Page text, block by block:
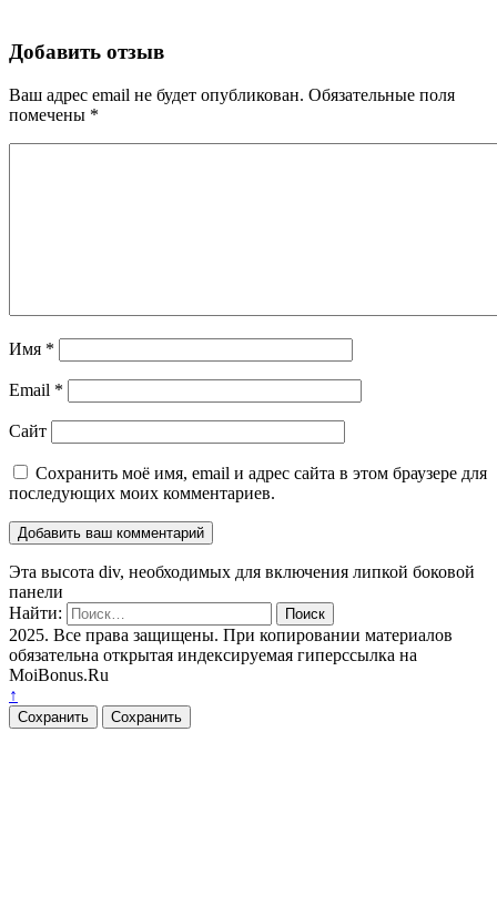
Добавить отзыв
Ваш адрес email не будет опубликован. Обязательные поля
помечены *
Имя *
Email *
Сайт
Сохранить моё имя, email и адрес сайта в этом браузере для
последующих моих комментариев.
Эта высота div, необходимых для включения липкой боковой
панели
Найти:
2025. Все права защищены. При копировании материалов
обязательна открытая индексируемая гиперссылка на
MoiBonus.Ru
↑